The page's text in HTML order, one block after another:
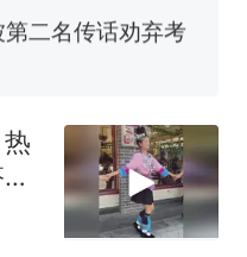
息）
二名传话劝弃考
跟我回家”改写了